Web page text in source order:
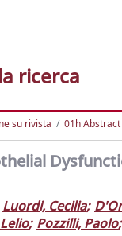
ricerca
su rivista 01h
Luordi, Cecilia;
; Pozzilli, Paolo;